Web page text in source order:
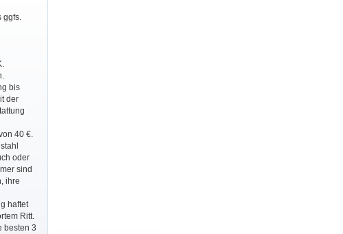
ggfs.
bis
der
40 €.
oder
sind
ihre
haftet
Ritt.
besten 3